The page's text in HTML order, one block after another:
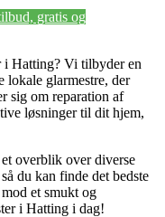
gratis og
i Hatting? Vi tilbyder en
lokale glarmestre, der
sig om reparation af
løsninger til dit hjem,
overblik over diverse
du kan finde det bedste
et smukt og
i Hatting i dag!